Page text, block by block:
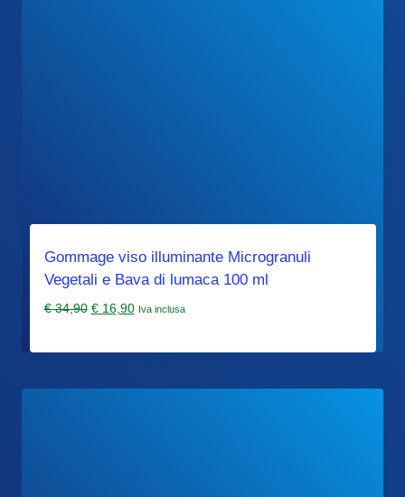
Gommage viso illuminante Microgranuli
Vegetali e Bava di lumaca 100 ml
€34,90 Il
€ 34,90.
€16,90Il
€ 16,90.
Iva inclusa